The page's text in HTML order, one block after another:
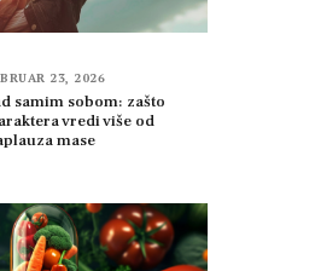
23, 2026
samim sobom: zašto
vredi više od
mase